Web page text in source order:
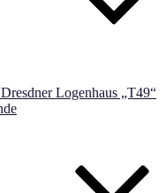
Logenhaus „T49“